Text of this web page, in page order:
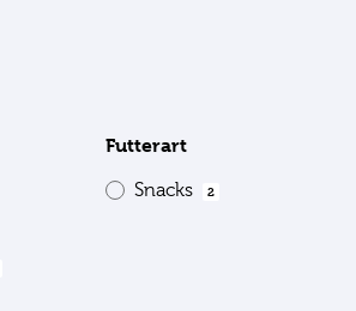
Futterart
Snacks 2